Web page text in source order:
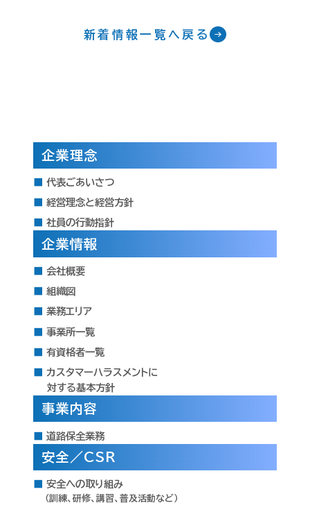
新着情報一覧へ戻る
企業理念
代表ごあいさつ
経営理念と経営方針
社員の行動指針
企業情報
会社概要
組織図
業務エリア
事業所一覧
有資格者一覧
カスタマーハラスメントに
対する基本方針
事業内容
道路保全業務
安全／CSR
安全への取り組み
（訓練、研修、講習、普及活動など）